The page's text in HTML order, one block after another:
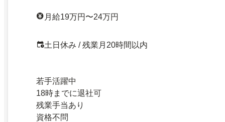
月給19万円〜24万円
土日休み / 残業月20時間以内
若手活躍中
18時までに退社可
残業手当あり
資格不問